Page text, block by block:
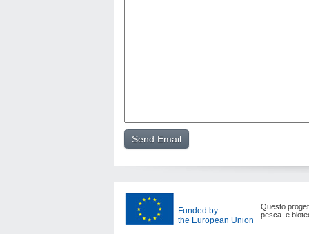
Funded by
the European Union
Questo
pesca e